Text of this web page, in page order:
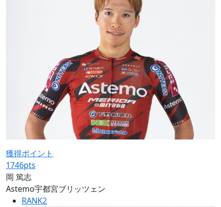
獲得ポイント
1746pts
岡 篤志
Astemo宇都宮ブリッツェン
RANK2